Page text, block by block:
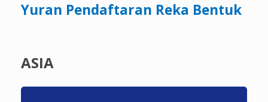
Yuran Pendaftaran Reka Bentuk
ASIA